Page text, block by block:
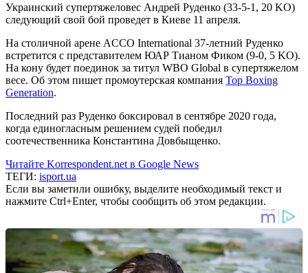
Украинский супертяжеловес Андрей Руденко (33-5-1, 20 KO)
следующий свой бой проведет в Киеве 11 апреля.
На столичной арене ACCO International 37-летний Руденко
встретится с представителем ЮАР Тианом Фиком (9-0, 5 KO).
На кону будет поединок за титул WBO Global в супертяжелом
весе. Об этом пишет промоутерская компания Top Boxing
Generation.
Последний раз Руденко боксировал в сентябре 2020 года,
когда единогласным решением судей победил
соотечественника Константина Довбыщенко.
Читайте Korrespondent.net в Google News
ТЕГИ: isport.ua
Если вы заметили ошибку, выделите необходимый текст и
нажмите Ctrl+Enter, чтобы сообщить об этом редакции.